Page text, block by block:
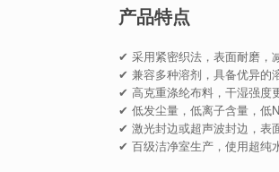
产品特点
✔ 采用紧密织法，表面耐磨，
✔ 兼容多种溶剂，具备优异的
✔ 高克重涤纶布料，干湿强度
✔ 低发尘量，低离子含量，低
✔ 激光封边或超声波封边，表
✔ 百级洁净室生产，使用超纯